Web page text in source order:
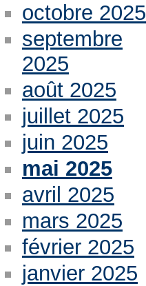
octobre 2025
septembre
2025
août 2025
juillet 2025
juin 2025
mai 2025
avril 2025
mars 2025
février 2025
janvier 2025